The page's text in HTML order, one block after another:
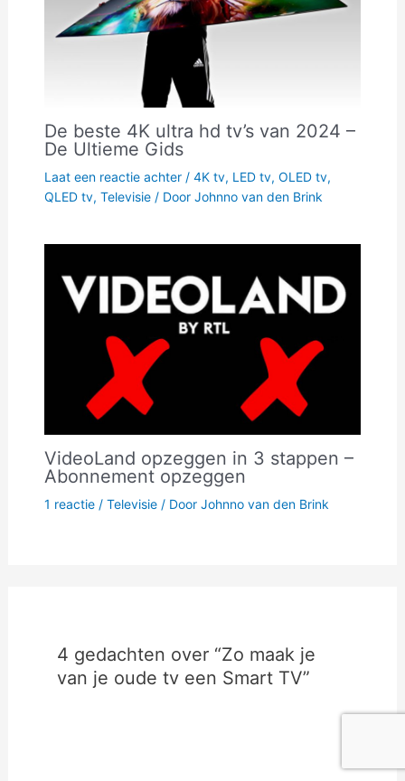
De beste 4K ultra hd tv’s van 2024 –
De Ultieme Gids
Laat een reactie achter / 4K tv, LED tv, OLED tv,
QLED tv, Televisie/ Door Johnno van den Brink
VideoLand opzeggen in 3 stappen –
Abonnement opzeggen
1 reactie / Televisie/ Door Johnno van den Brink
4 gedachten over “Zo maak je
van je oude tv een Smart TV”